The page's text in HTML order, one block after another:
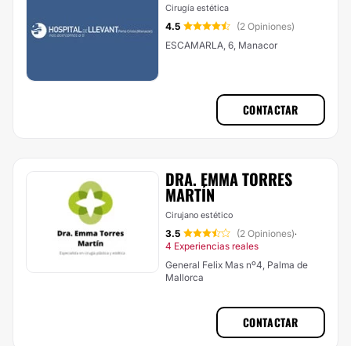
Cirugía estética
4.5
(2 Opiniones)
ESCAMARLA, 6, Manacor
CONTACTAR
DRA. EMMA TORRES
MARTÍN
Cirujano estético
3.5 (2 Opiniones)·
4 Experiencias reales
General Felix Mas nº4, Palma de
Mallorca
CONTACTAR